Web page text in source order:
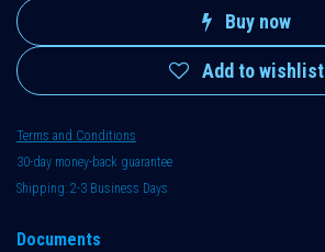
Buy now
Add to wishlist
Terms and Conditions
30-day money-back guarantee
Shipping: 2-3 Business Days
Documents